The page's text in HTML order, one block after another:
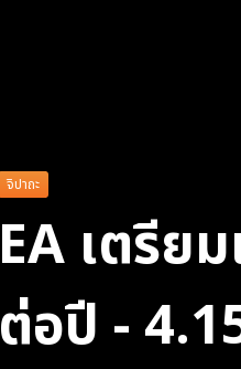
จิปาถะ
EA เตรีย
ต่อปี -